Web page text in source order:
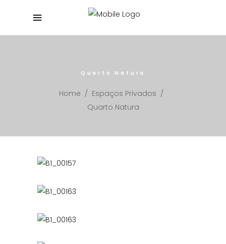
Quarto Natura
Home / Espaços Privados /
Quarto Natura